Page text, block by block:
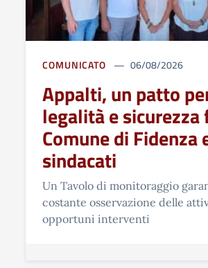
COMUNICATO 06/08/2026
Appalti, un patto
legalità e sicurezza
Comune di Fidenza
sindacati
Un Tavolo di monitoraggio
costante osservazione delle
opportuni interventi